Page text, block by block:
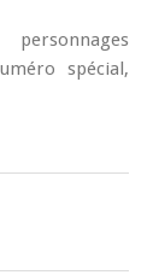
spécial,